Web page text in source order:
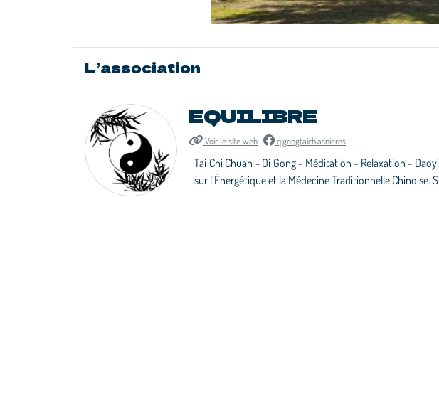
L’association
EQUILIBRE
Voir le site web qigongtaichiasnieres
Tai Chi Chuan - Qi Gong - Méditation - Relaxation -
sur l’Énergétique et la Médecine Traditionnelle Chinoise.